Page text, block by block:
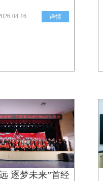
04-16 详情
逐梦未来”首经